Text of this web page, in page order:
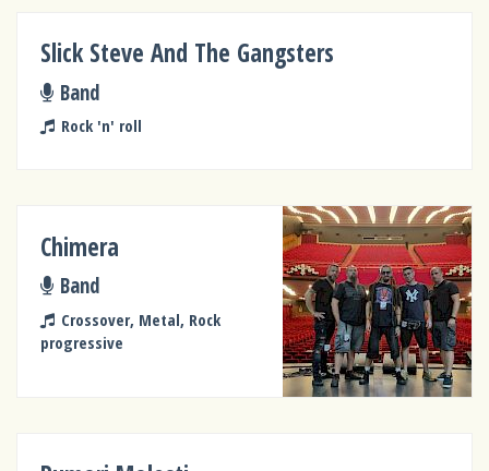
Slick Steve And The Gangsters
Band
Rock 'n' roll
Chimera
Band
Crossover, Metal, Rock
progressive